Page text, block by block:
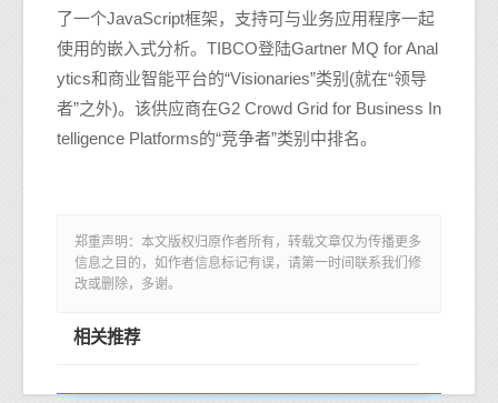
了一个JavaScript框架，支持可与业务应用程序一起
使用的嵌入式分析。TIBCO登陆Gartner MQ for Anal
ytics和商业智能平台的“Visionaries”类别(就在“领导
者”之外)。该供应商在G2 Crowd Grid for Business In
telligence Platforms的“竞争者”类别中排名。
郑重声明：本文版权归原作者所有，转载文章仅为传播更多
信息之目的，如作者信息标记有误，请第一时间联系我们修
改或删除，多谢。
相关推荐